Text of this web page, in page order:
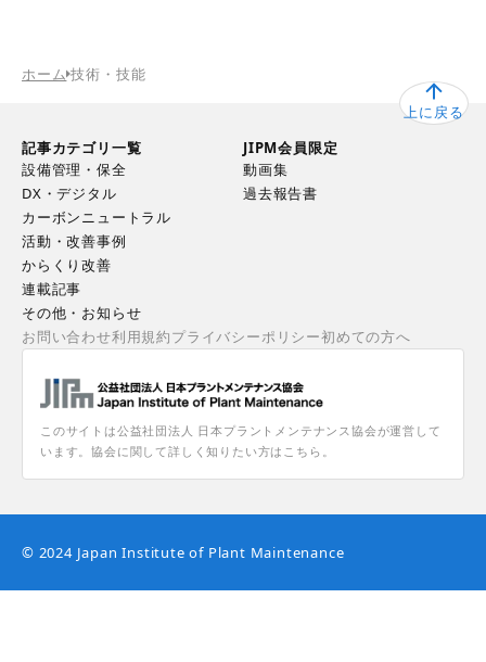
ホーム 技術・技能
上に戻る
このサイトは公益社団法人 日本プラントメンテナンス協会が運営して
います。協会に関して詳しく知りたい方はこちら。
記事カテゴリ一覧
設備管理・保全
DX・デジタル
カーボンニュートラル
活動・改善事例
からくり改善
連載記事
その他・お知らせ
JIPM会員限定
動画集
過去報告書
お問い合わせ利用規約プライバシーポリシー初めての方へ
© 2024 Japan Institute of Plant Maintenance